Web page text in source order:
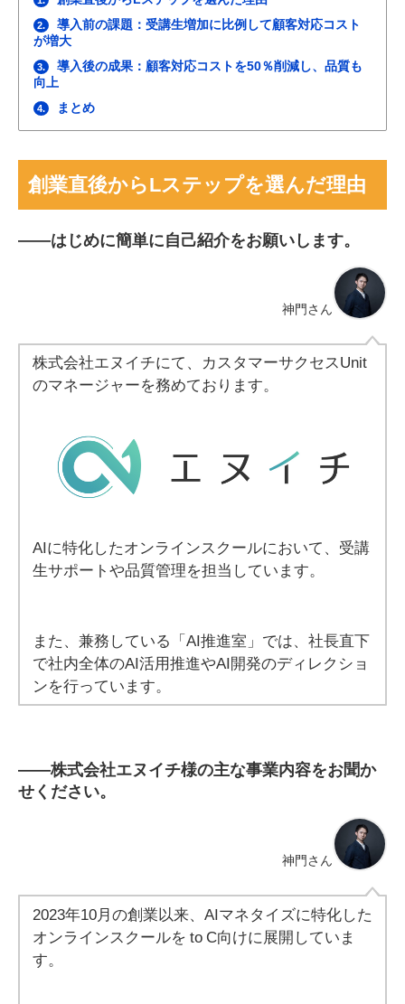
2.
導入前の課題：受講生増加に比例して顧客対応コスト
が増大
3.
導入後の成果：顧客対応コストを50％削減し、品質も
向上
4. まとめ
創業直後からLステップを選んだ理由
――はじめに簡単に自己紹介をお願いします。
神門さん
株式会社エヌイチにて、カスタマーサクセスUnit
のマネージャーを務めております。
AIに特化したオンラインスクールにおいて、受講
生サポートや品質管理を担当しています。
また、兼務している「AI推進室」では、社長直下
で社内全体のAI活用推進やAI開発のディレクショ
ンを行っています。
――株式会社エヌイチ様の主な事業内容をお聞か
せください。
神門さん
2023年10月の創業以来、AIマネタイズに特化した
オンラインスクールを to C向けに展開していま
す。